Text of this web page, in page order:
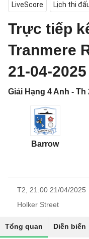
LiveScore Lịch thi
Trực tiếp
Tranmere
21-04-2025
Giải Hạng 4 Anh - Th
Barrow
T2, 21:00 21/04/2025
Holker Street
Tổng quan Diễn biến